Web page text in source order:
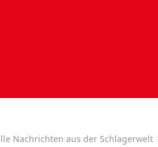
Nachrichten aus der Schlagerwelt